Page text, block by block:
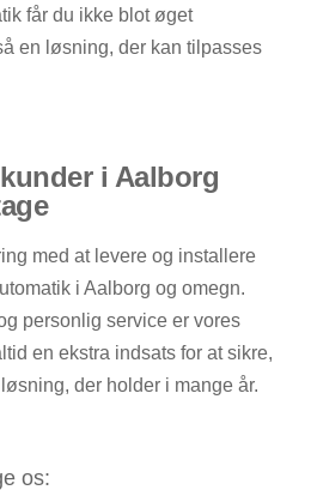
får du ikke blot øget
en løsning, der kan tilpasses
i Aalborg
med at levere og installere
i Aalborg og omegn.
personlig service er vores
en ekstra indsats for at sikre,
der holder i mange år.
os: